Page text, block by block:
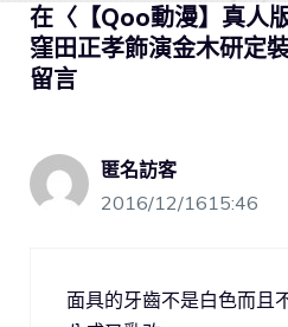
在〈【Qoo動漫】真人
窪田正孝飾演金木研定
留言
匿名訪客
2016/12/1615:46
面具的牙齒不是白色而且